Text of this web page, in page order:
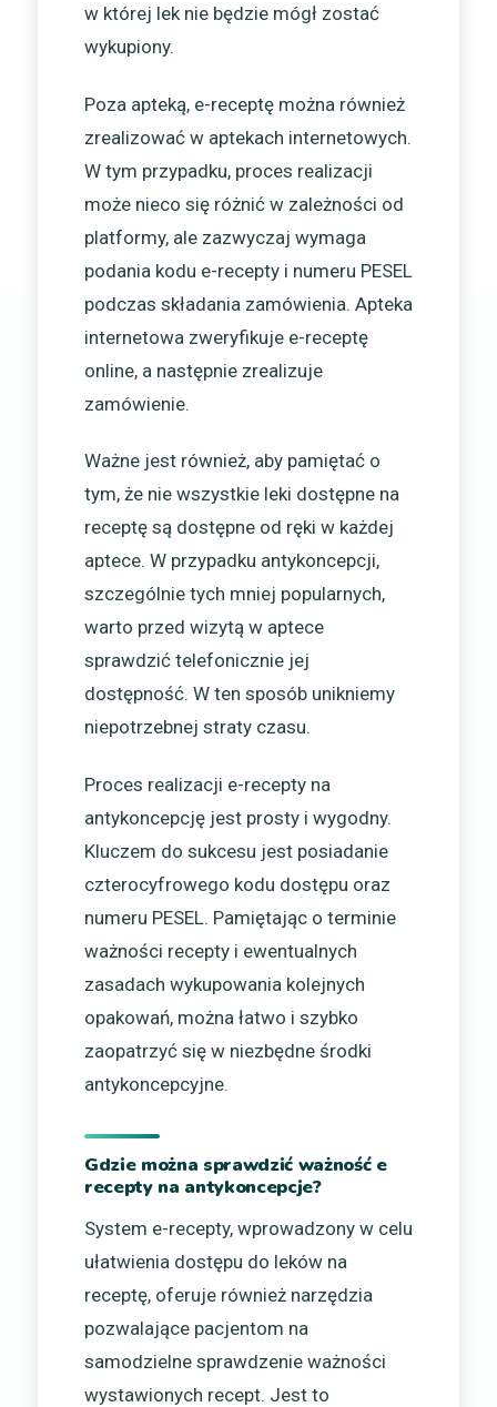
w której lek nie będzie mógł zostać
wykupiony.
Poza apteką, e-receptę można również
zrealizować w aptekach internetowych.
W tym przypadku, proces realizacji
może nieco się różnić w zależności od
platformy, ale zazwyczaj wymaga
podania kodu e-recepty i numeru PESEL
podczas składania zamówienia. Apteka
internetowa zweryfikuje e-receptę
online, a następnie zrealizuje
zamówienie.
Ważne jest również, aby pamiętać o
tym, że nie wszystkie leki dostępne na
receptę są dostępne od ręki w każdej
aptece. W przypadku antykoncepcji,
szczególnie tych mniej popularnych,
warto przed wizytą w aptece
sprawdzić telefonicznie jej
dostępność. W ten sposób unikniemy
niepotrzebnej straty czasu.
Proces realizacji e-recepty na
antykoncepcję jest prosty i wygodny.
Kluczem do sukcesu jest posiadanie
czterocyfrowego kodu dostępu oraz
numeru PESEL. Pamiętając o terminie
ważności recepty i ewentualnych
zasadach wykupowania kolejnych
opakowań, można łatwo i szybko
zaopatrzyć się w niezbędne środki
antykoncepcyjne.
Gdzie można sprawdzić ważność e
recepty na antykoncepcje?
System e-recepty, wprowadzony w celu
ułatwienia dostępu do leków na
receptę, oferuje również narzędzia
pozwalające pacjentom na
samodzielne sprawdzenie ważności
wystawionych recept. Jest to